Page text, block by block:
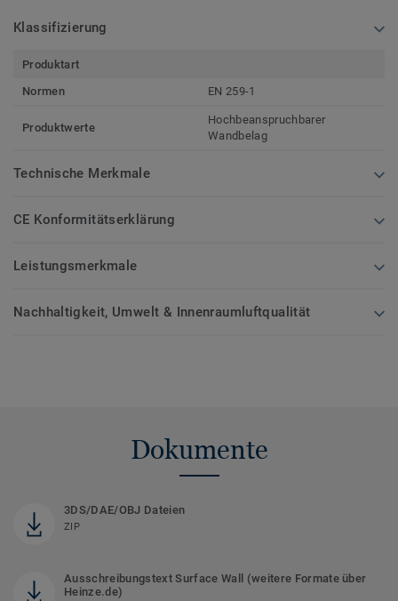
Klassifizierung
Produktart
Normen
EN 259-1
Produktwerte
Hochbeanspruchbarer
Wandbelag
Technische Merkmale
CE Konformitätserklärung
Leistungsmerkmale
Nachhaltigkeit, Umwelt & Innenraumluftqualität
Dokumente
3DS/DAE/OBJ Dateien
ZIP
Ausschreibungstext Surface Wall (weitere Formate über
Heinze.de)